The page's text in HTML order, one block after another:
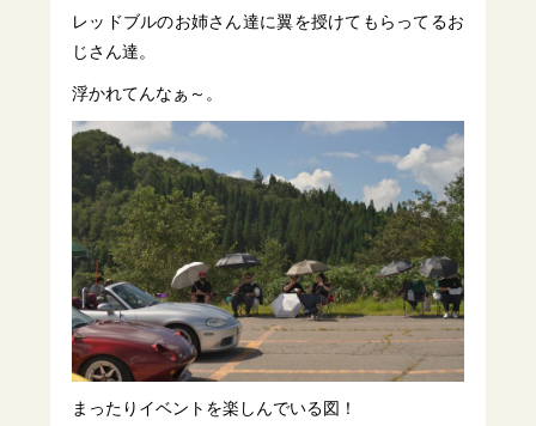
レッドブルのお姉さん達に翼を授けてもらってるお
じさん達。
浮かれてんなぁ～。
まったりイベントを楽しんでいる図！